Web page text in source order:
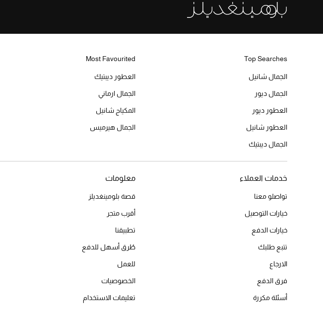
Top Searches
الجمال شانيل
الجمال ديور
العطور ديور
العطور شانيل
الجمال ديبتيك
Most Favourited
العطور ديبتيك
الجمال ارماني
المكياج شانيل
الجمال هيرميس
خدمات العملاء
تواصلو معنا
خيارات التوصيل
خيارات الدفع
تتبع طلبك
الارجاع
فرق الدفع
أسئلة مكررة
معلومات
قصة بلومينغديلز
أقرب متجر
تطبيقنا
طُرق أسهل للدفع
للعمل
الخصوصيات
تعليمات الاستخدام